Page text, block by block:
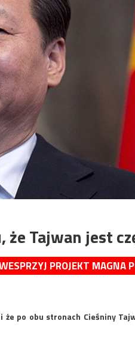
Tajwan jest
PROJEKT MAGNA
po obu stronach Cieśniny